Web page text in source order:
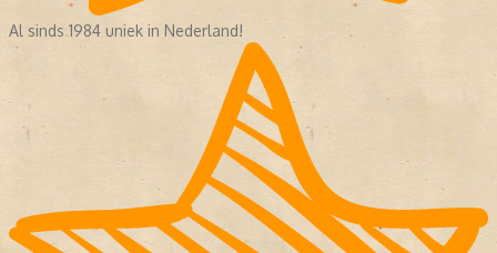
Al sinds 1984 uniek in Nederland!